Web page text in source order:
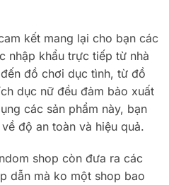
kết mang lại cho bạn các
nhập khẩu trực tiếp từ nhà
đồ chơi dục tình, từ đồ
dục nữ đều đảm bảo xuất
các sản phẩm này, bạn
độ an toàn và hiệu quả.
shop còn đưa ra các
dẫn mà ko một shop bao